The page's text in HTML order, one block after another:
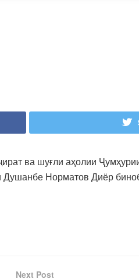
ва шуғли аҳолии
Норматов Диёр
Next Post